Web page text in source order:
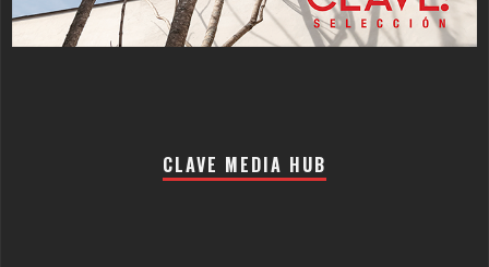
CLAVE MEDIA HUB